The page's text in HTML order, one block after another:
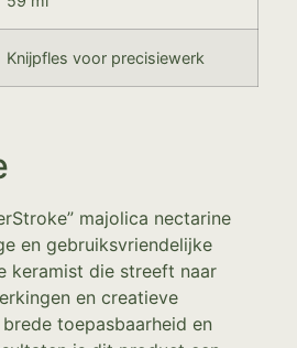
Knijpfles voor precisiewerk
majolica nectarine
en gebruiksvriendelijke
keramist die streeft naar
en creatieve
toepasbaarheid en